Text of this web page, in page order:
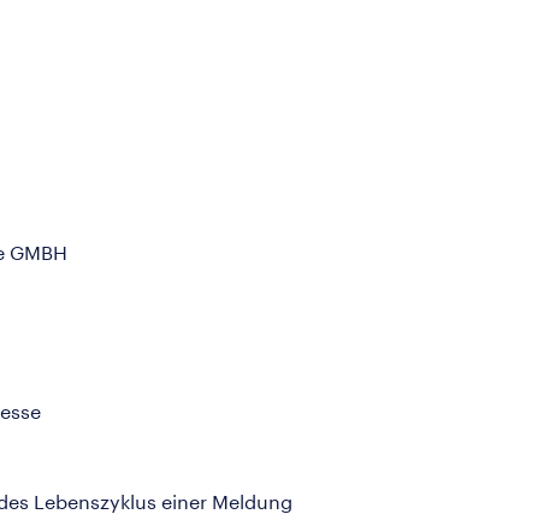
GMBH
Lebenszyklus einer Meldung